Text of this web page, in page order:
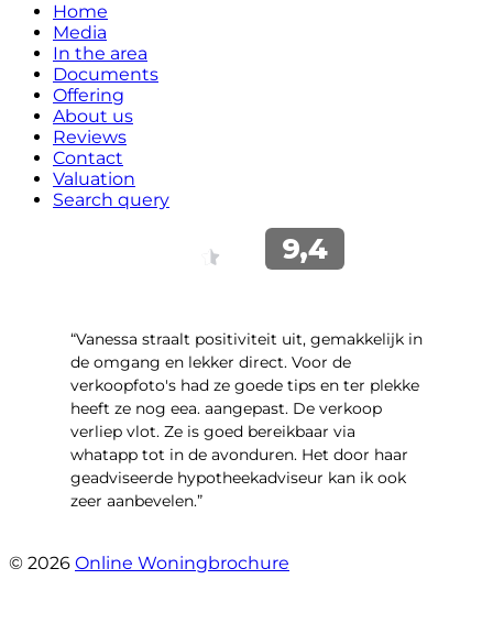
Home
Media
In the area
Documents
Offering
About us
Reviews
Contact
Valuation
Search query
“Vanessa straalt positiviteit uit, gemakkelijk in
de omgang en lekker direct. Voor de
verkoopfoto's had ze goede tips en ter plekke
heeft ze nog eea. aangepast. De verkoop
verliep vlot. Ze is goed bereikbaar via
whatapp tot in de avonduren. Het door haar
geadviseerde hypotheekadviseur kan ik ook
zeer aanbevelen.”
© 2026 Online Woningbrochure